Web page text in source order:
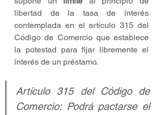
libertad de la tasa de interés
contemplada en el artículo 315 del
Código de Comercio que establece
la potestad para fijar libremente el
interés de un préstamo.
Artículo 315 del Código de
Comercio: Podrá pactarse el